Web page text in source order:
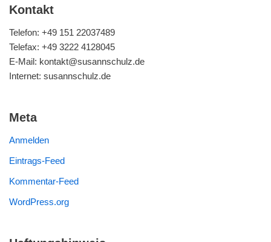
Kontakt
Telefon: +49 151 22037489
Telefax: +49 3222 4128045
E-Mail: kontakt@susannschulz.de
Internet: susannschulz.de
Meta
Anmelden
Eintrags-Feed
Kommentar-Feed
WordPress.org